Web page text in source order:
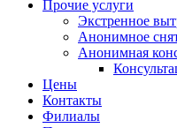
Прочие услуги
Экстренное
Анонимное
Анонимная
Цены
Контакты
Филиалы